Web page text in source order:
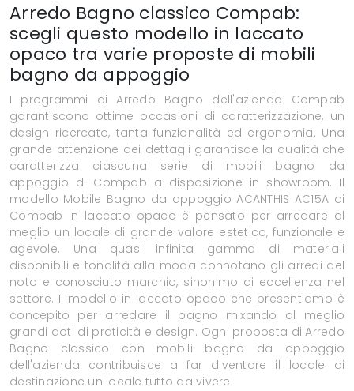
Arredo Bagno classico Compab:
scegli questo modello in laccato
opaco tra varie proposte di mobili
bagno da appoggio
I programmi di Arredo Bagno dell'azienda Compab
garantiscono ottime occasioni di caratterizzazione, un
design ricercato, tanta funzionalità ed ergonomia. Una
grande attenzione dei dettagli garantisce la qualità che
caratterizza ciascuna serie di mobili bagno da
appoggio di Compab a disposizione in showroom. Il
modello Mobile Bagno da appoggio ACANTHIS AC15A di
Compab in laccato opaco è pensato per arredare al
meglio un locale di grande valore estetico, funzionale e
agevole. Una quasi infinita gamma di materiali
disponibili e tonalità alla moda connotano gli arredi del
noto e conosciuto marchio, sinonimo di eccellenza nel
settore. Il modello in laccato opaco che presentiamo è
concepito per arredare il bagno mixando al meglio
grandi doti di praticità e design. Ogni proposta di Arredo
Bagno classico con mobili bagno da appoggio
dell'azienda contribuisce a far diventare il locale di
destinazione un locale tutto da vivere.